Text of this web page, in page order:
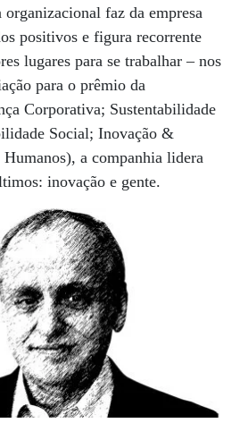
faz da empresa
positivos e figura recorrente
lugares para se trabalhar – nos
para o prêmio da
Corporativa; Sustentabilidade
Social; Inovação &
a companhia lidera
inovação e gente.